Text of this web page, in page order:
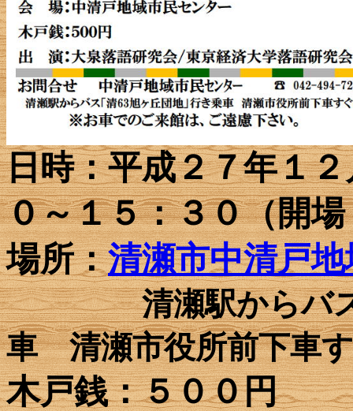
日時：平成２７年１
０～１５：３０（開
場所：清瀬市中清戸
清瀬駅からバ
車 清瀬市役所前下車
木戸銭：５００円